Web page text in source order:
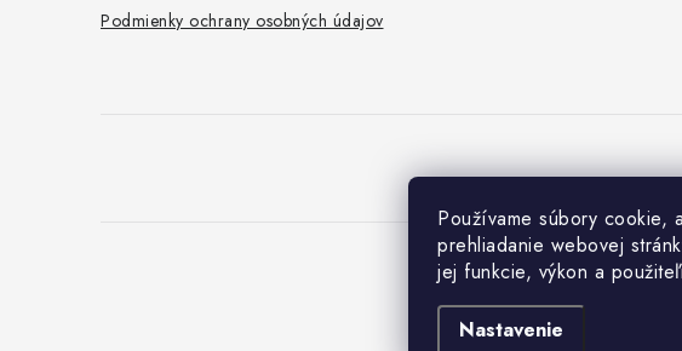
Používame súbory cookie,
prehliadanie webovej
jej funkcie, výkon a
Nastavenie
Podmienky ochrany osobných údajov
Copyright